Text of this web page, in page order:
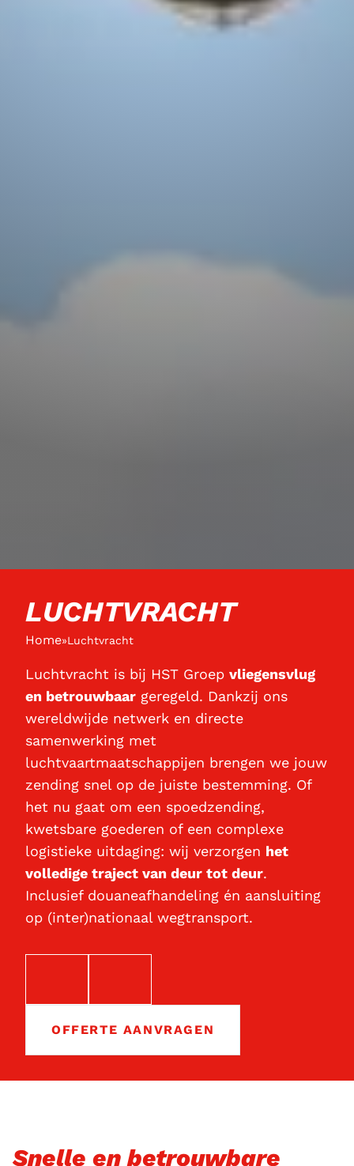
LUCHTVRACHT
Home»Luchtvracht
Luchtvracht is bij HST Groep vliegensvlug
en betrouwbaar geregeld. Dankzij ons
wereldwijde netwerk en directe
samenwerking met
luchtvaartmaatschappijen brengen we jouw
zending snel op de juiste bestemming. Of
het nu gaat om een spoedzending,
kwetsbare goederen of een complexe
logistieke uitdaging: wij verzorgen het
volledige traject van deur tot deur.
Inclusief douaneafhandeling én aansluiting
op (inter)nationaal wegtransport.
OFFERTE AANVRAGEN
Snelle en betrouwbare